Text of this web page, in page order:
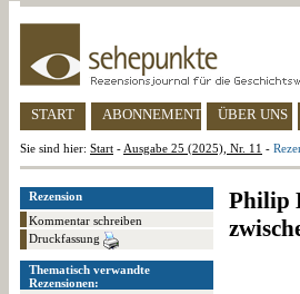
START ABONNEMENT ÜBER UNS
Sie sind hier: Start - Ausgabe 25 (2025), Nr. 11 -
Rezension
Kommentar schreiben
Druckfassung
Thematisch verwandte
Rezensionen:
Philip